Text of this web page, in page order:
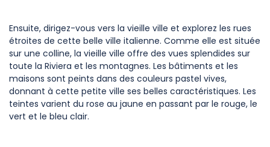
Ensuite, dirigez-vous vers la vieille ville et explorez les rues
étroites de cette belle ville italienne. Comme elle est située
sur une colline, la vieille ville offre des vues splendides sur
toute la Riviera et les montagnes. Les bâtiments et les
maisons sont peints dans des couleurs pastel vives,
donnant à cette petite ville ses belles caractéristiques. Les
teintes varient du rose au jaune en passant par le rouge, le
vert et le bleu clair.